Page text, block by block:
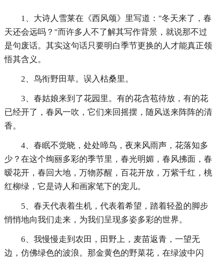
1、大诗人雪莱在《西风颂》里写道："冬天来了，春
天还会远吗？"而许多人不了解其写作背景，就说那不过
是句废话。其实这句话只要明白季节更换的人才能真正领
悟其含义。
2、鸟衔野田草。误入枯桑里。
3、春姑娘来到了花园里。有的花含苞待放，有的花
已经开了，春风一吹，它们来回摇摆，随风送来阵阵的清
香。
4、春眠不觉晓，处处啼鸟，夜来风雨声，花落知多
少？在这个绚丽多彩的季节里，春光明媚，春风拂面，春
暧花开，春回大地，万物苏醒，百花开放，万紫千红，桃
红柳绿，它是诗人和画家笔下的宠儿。
5、春天代表着生机，代表着希望，踏着轻盈的脚步
悄悄地向我们走来，为我们呈现多姿多彩的世界。
6、我慢慢走到农田，田野上，麦苗返青，一望无
边，仿佛绿色的波浪。那金黄色的野菜花，在绿波中闪